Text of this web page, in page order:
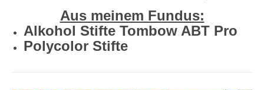
Aus meinem Fundus:
Alkohol Stifte Tombow ABT Pro
Polycolor Stifte